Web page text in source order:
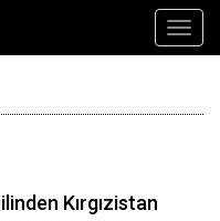
Kırgızistan